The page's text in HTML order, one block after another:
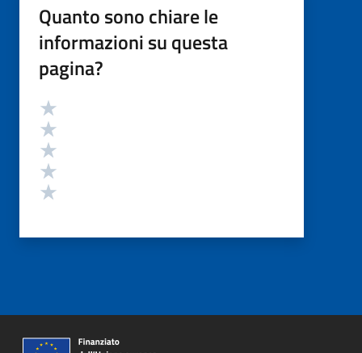
Quanto sono chiare le
informazioni su questa
pagina?
Valutazione